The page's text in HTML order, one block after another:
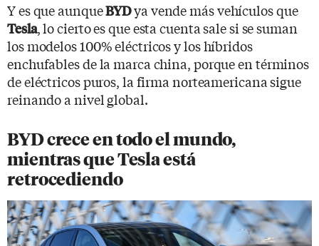
Y es que aunqueBYDya vende más vehículos que
Tesla, lo cierto es que esta cuenta sale si se suman
los modelos 100% eléctricos y los híbridos
enchufables de la marca china, porque en términos
de eléctricos puros, la firma norteamericana sigue
reinando a nivel global.
BYD crece en todo el mundo,
mientras que Tesla está
retrocediendo